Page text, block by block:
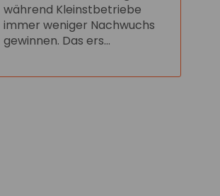
während Kleinstbetriebe
immer weniger Nachwuchs
gewinnen. Das ers...